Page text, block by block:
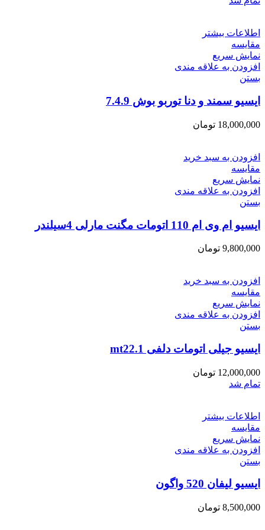
اطلاعات بیشتر
مقایسه
نمایش سریع
افزودن به علاقه مندی
بستن
ایسیو سمند و دنا توربو بوش 7.4.9
18,000,000 تومان
افزودن به سبد خرید
مقایسه
نمایش سریع
افزودن به علاقه مندی
بستن
ایسیو ام وی ام 110 اتومات مگنت مارلی 4سیلندر
9,800,000 تومان
افزودن به سبد خرید
مقایسه
نمایش سریع
افزودن به علاقه مندی
بستن
ایسیو جیلی اتومات دلفی mt22.1
12,000,000 تومان
تمام شد
اطلاعات بیشتر
مقایسه
نمایش سریع
افزودن به علاقه مندی
بستن
ایسیو لیفان 520 واگون
8,500,000 تومان